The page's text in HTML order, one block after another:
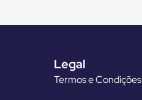
Legal
Termos e Condições